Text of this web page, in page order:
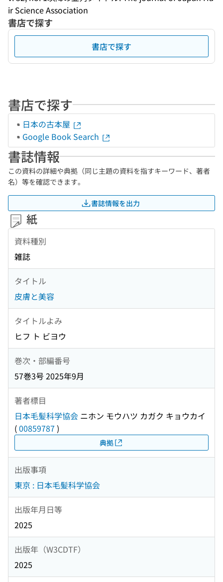
ir Science Association
書店で探す
書店で探す
書店で探す
日本の古本屋
Google Book Search
書誌情報
この資料の詳細や典拠（同じ主題の資料を指すキーワード、著者
名）等を確認できます。
書誌情報を出力
紙
資料種別
雑誌
タイトル
皮膚と美容
タイトルよみ
ヒフ ト ビヨウ
巻次・部編番号
57巻3号 2025年9月
著者標目
日本毛髪科学協会 ニホン モウハツ カガク キョウカイ
(00859787 )
典拠
出版事項
東京 : 日本毛髪科学協会
出版年月日等
2025
出版年（W3CDTF）
2025